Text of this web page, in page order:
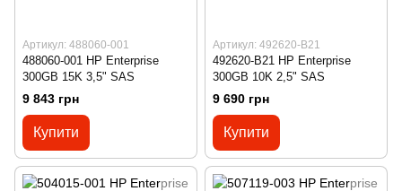
Артикул: 488060-001
488060-001 HP Enterprise
300GB 15K 3,5" SAS
9 843 грн
Купити
Артикул: 492620-B21
492620-B21 HP Enterprise
300GB 10K 2,5" SAS
9 690 грн
Купити